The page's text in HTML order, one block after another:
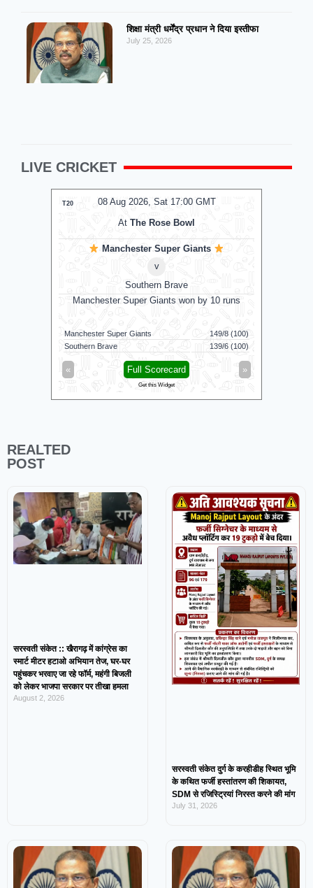
शिक्षा मंत्री धर्मेंद्र प्रधान ने दिया इस्तीफा
July 25, 2026
LIVE CRICKET
08 Aug 2026, Sat 17:00 GMT
T20
At The Rose Bowl
Manchester Super Giants
v
Southern Brave
Manchester Super Giants won by 10 runs
Manchester Super Giants
149/8 (100)
Southern Brave
139/6 (100)
« »
Full Scorecard
Get this Widget
REALTED
POST
सरस्वती संकेत :: खैरागढ़ में कांग्रेस का
स्मार्ट मीटर हटाओ अभियान तेज, घर-घर
पहुंचकर भरवाए जा रहे फॉर्म, महंगी बिजली
को लेकर भाजपा सरकार पर तीखा हमला
August 2, 2026
सरस्वती संकेत दुर्ग के करहीडीह स्थित भूमि
के कथित फर्जी हस्तांतरण की शिकायत,
SDM से रजिस्ट्रियां निरस्त करने की मांग
July 31, 2026